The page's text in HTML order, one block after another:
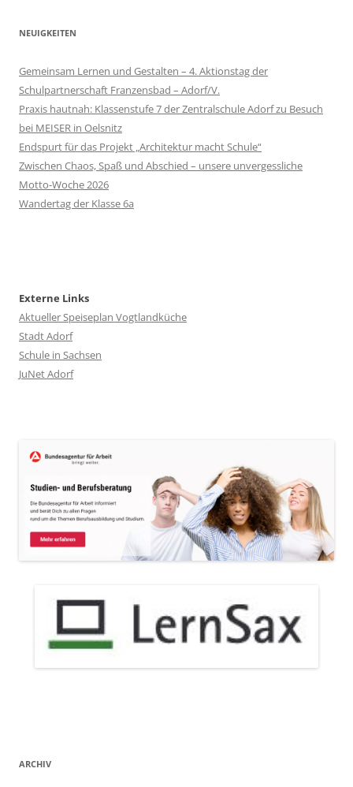
NEUIGKEITEN
Gemeinsam Lernen und Gestalten – 4. Aktionstag der
Schulpartnerschaft Franzensbad – Adorf/V.
Praxis hautnah: Klassenstufe 7 der Zentralschule Adorf zu Besuch
bei MEISER in Oelsnitz
Endspurt für das Projekt „Architektur macht Schule“
Zwischen Chaos, Spaß und Abschied – unsere unvergessliche
Motto-Woche 2026
Wandertag der Klasse 6a
Externe Links
Aktueller Speiseplan Vogtlandküche
Stadt Adorf
Schule in Sachsen
JuNet Adorf
ARCHIV